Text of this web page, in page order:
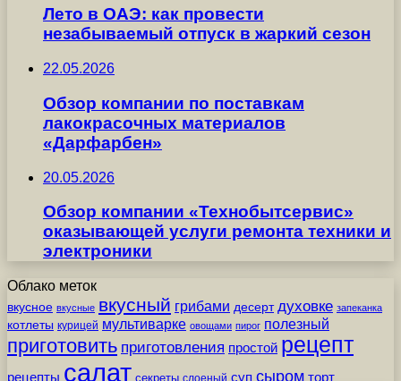
Лето в ОАЭ: как провести
незабываемый отпуск в жаркий сезон
22.05.2026
Обзор компании по поставкам
лакокрасочных материалов
«Дарфарбен»
20.05.2026
Обзор компании «Технобытсервис»
оказывающей услуги ремонта техники и
электроники
Облако меток
вкусное вкусные вкусный грибами десерт духовке запеканка
котлеты курицей мультиварке овощами пирог полезный
приготовить приготовления простой рецепт
рецепты салат секреты слоеный суп сыром торт